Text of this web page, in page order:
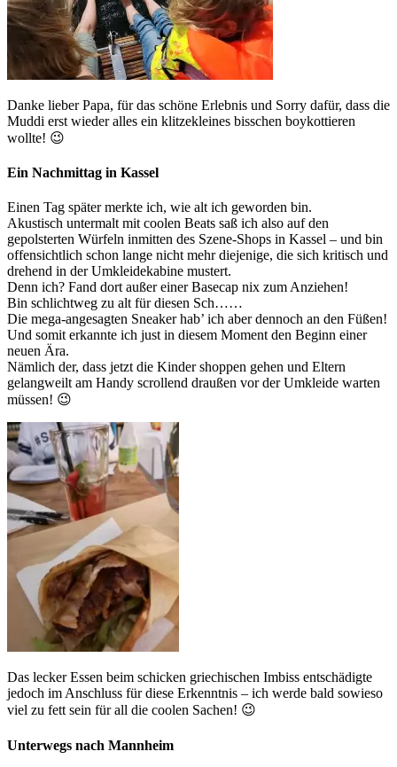
Danke lieber Papa, für das schöne Erlebnis und Sorry dafür, dass die
Muddi erst wieder alles ein klitzekleines bisschen boykottieren
wollte! 😉
Ein Nachmittag in Kassel
Einen Tag später merkte ich, wie alt ich geworden bin.
Akustisch untermalt mit coolen Beats saß ich also auf den
gepolsterten Würfeln inmitten des Szene-Shops in Kassel – und bin
offensichtlich schon lange nicht mehr diejenige, die sich kritisch und
drehend in der Umkleidekabine mustert.
Denn ich? Fand dort außer einer Basecap nix zum Anziehen!
Bin schlichtweg zu alt für diesen Sch……
Die mega-angesagten Sneaker hab’ ich aber dennoch an den Füßen!
Und somit erkannte ich just in diesem Moment den Beginn einer
neuen Ära.
Nämlich der, dass jetzt die Kinder shoppen gehen und Eltern
gelangweilt am Handy scrollend draußen vor der Umkleide warten
müssen! 😉
Das lecker Essen beim schicken griechischen Imbiss entschädigte
jedoch im Anschluss für diese Erkenntnis – ich werde bald sowieso
viel zu fett sein für all die coolen Sachen! 😉
Unterwegs nach Mannheim